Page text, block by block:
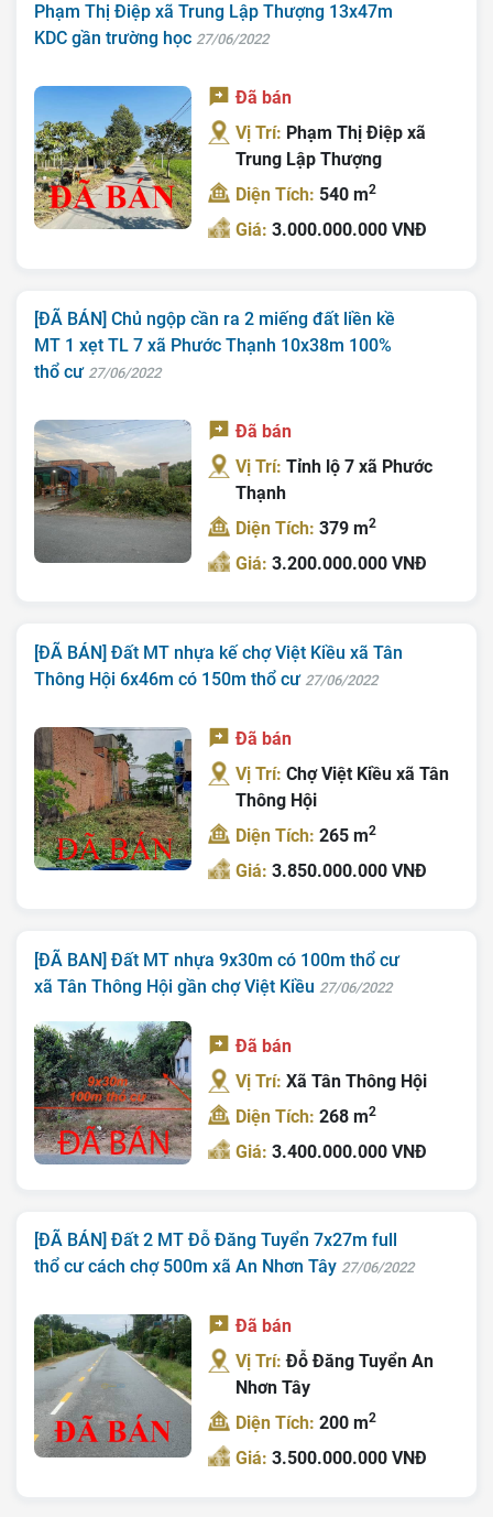
Phạm Thị Điệp xã Trung Lập Thượng 13x47m
KDC gần trường học 27/06/2022
Đã bán
Vị Trí: Phạm Thị Điệp xã
Trung Lập Thượng
Diện Tích: 540 m2
Giá:3.000.000.000 VNĐ
[ĐÃ BÁN] Chủ ngộp cần ra 2 miếng đất liền kề
MT 1 xẹt TL 7 xã Phước Thạnh 10x38m 100%
thổ cư 27/06/2022
Đã bán
Vị Trí:Tỉnh lộ 7 xã Phước
Thạnh
Diện Tích:379 m2
Giá:3.200.000.000 VNĐ
[ĐÃ BÁN] Đất MT nhựa kế chợ Việt Kiều xã Tân
Thông Hội 6x46m có 150m thổ cư 27/06/2022
Đã bán
Vị Trí:Chợ Việt Kiều xã Tân
Thông Hội
Diện Tích:265 m2
Giá:3.850.000.000 VNĐ
[ĐÃ BAN] Đất MT nhựa 9x30m có 100m thổ cư
xã Tân Thông Hội gần chợ Việt Kiều 27/06/2022
Đã bán
Vị Trí:Xã Tân Thông Hội
Diện Tích:268 m2
Giá:3.400.000.000 VNĐ
[ĐÃ BÁN] Đất 2 MT Đỗ Đăng Tuyển 7x27m full
thổ cư cách chợ 500m xã An Nhơn Tây 27/06/2022
Đã bán
Vị Trí:Đỗ Đăng Tuyển An
Nhơn Tây
Diện Tích:200 m2
Giá:3.500.000.000 VNĐ